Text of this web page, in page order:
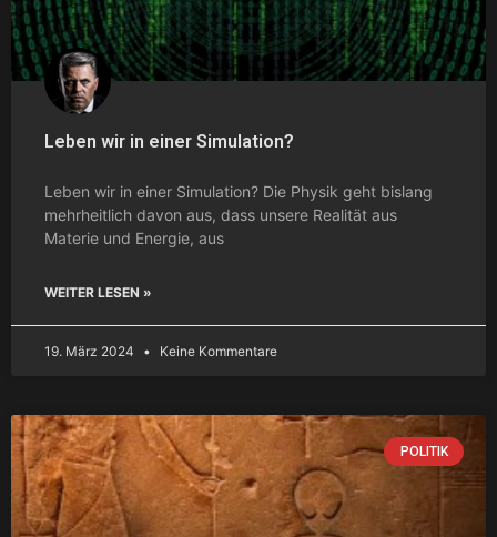
Leben wir in einer Simulation?
Leben wir in einer Simulation? Die Physik geht bislang
mehrheitlich davon aus, dass unsere Realität aus
Materie und Energie, aus
WEITER LESEN »
19. März 2024 Keine Kommentare
POLITIK